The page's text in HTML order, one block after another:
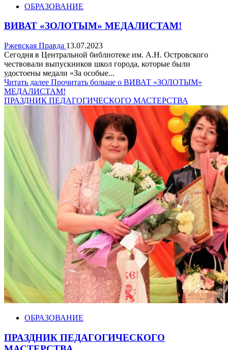
ОБРАЗОВАНИЕ
ВИВАТ «ЗОЛОТЫМ» МЕДАЛИСТАМ!
Ржевская Правда 13.07.2023
Сегодня в Центральной библиотеке им. А.Н. Островского
чествовали выпускников школ города, которые были
удостоены медали «За особые...
Читать далее Прочитать больше о ВИВАТ «ЗОЛОТЫМ»
МЕДАЛИСТАМ!
ПРАЗДНИК ПЕДАГОГИЧЕСКОГО МАСТЕРСТВА
ОБРАЗОВАНИЕ
ПРАЗДНИК ПЕДАГОГИЧЕСКОГО